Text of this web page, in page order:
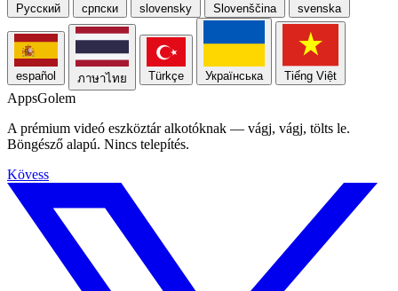
Русский српски slovensky Slovenščina svenska
español ภาษาไทย Türkçe Українська Tiếng Việt
AppsGolem
A prémium videó eszköztár alkotóknak — vágj, vágj, tölts le.
Böngésző alapú. Nincs telepítés.
Kövess